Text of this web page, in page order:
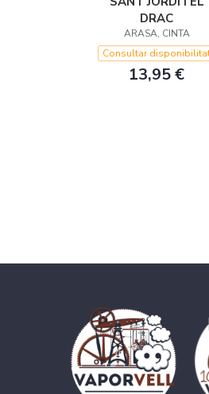
DRAC
ARASA, CINTA
Consultar
13,95 €